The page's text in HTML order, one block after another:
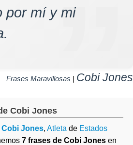
por mí y mi
Frases Maravillosas | Cobi Jones
Cobi Jones
Cobi Jones, Atleta de Estados
7 frases de Cobi Jones en